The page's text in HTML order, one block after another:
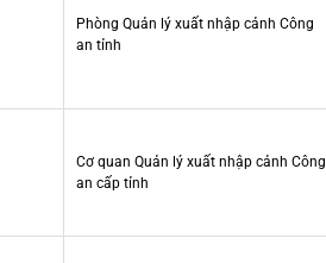
Phòng Quản lý xuất nhập cảnh Công
an tỉnh
Cơ quan Quản lý xuất nhập cảnh Công
an cấp tỉnh